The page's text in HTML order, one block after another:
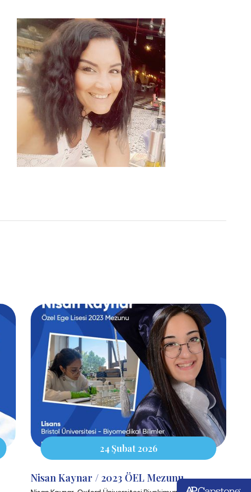
24 Şubat 2026
Nisan Kaynar / 2023 ÖEL Mezunu